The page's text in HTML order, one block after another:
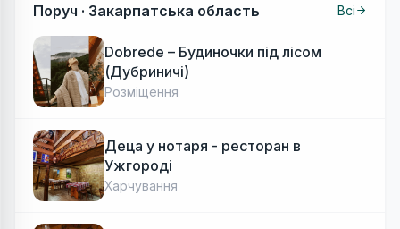
Поруч · Закарпатська область Всі
Dobrede – Будиночки під лісом
(Дубриничі)
Розміщення
Деца у нотаря - ресторан в
Ужгороді
Харчування